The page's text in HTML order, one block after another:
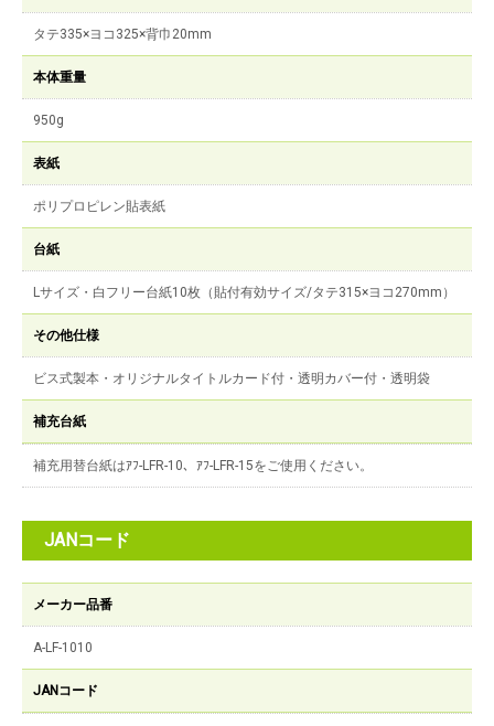
タテ335×ヨコ325×背巾20mm
本体重量
950g
表紙
ポリプロピレン貼表紙
台紙
Lサイズ・白フリー台紙10枚（貼付有効サイズ/タテ315×ヨコ270mm）
その他仕様
ビス式製本・オリジナルタイトルカード付・透明カバー付・透明袋
補充台紙
補充用替台紙はｱﾌ-LFR-10、ｱﾌ-LFR-15をご使用ください。
JANコード
メーカー品番
A-LF-1010
JANコード